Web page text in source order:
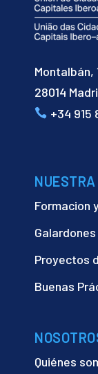
Montalbán,
28014
+34 915
Formacion
Galardones
Proyectos
Buenas
Quiénes